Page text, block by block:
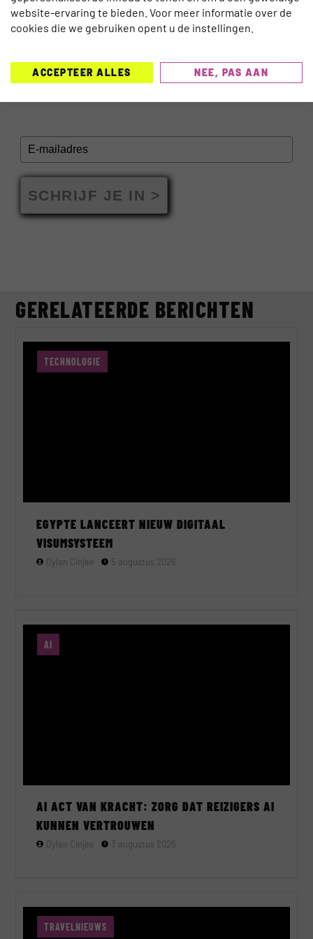
TRAVELNIEUWS
EUROPA BLIJFT FAVORIET IN LAST-
MINUTEMARKT
INSCHRIJVEN NIEUWSBRIEF
SCHRIJF JE IN >
GERELATEERDE BERICHTEN
TECHNOLOGIE
EGYPTE LANCEERT NIEUW DIGITAAL
VISUMSYSTEEM
Dylan Cinjee 5 augustus 2026
AI
AI ACT VAN KRACHT: ZORG DAT REIZIGERS AI
KUNNEN VERTROUWEN
Dylan Cinjee 3 augustus 2026
TRAVELNIEUWS
website-ervaring te bieden. Voor meer informatie over de
cookies die we gebruiken opent u de instellingen.
ACCEPTEER ALLES NEE, PAS AAN